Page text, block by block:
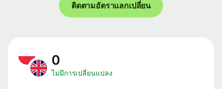
ติดตามอัตราแลกเปลี่ยน
0
ไม่มีการเปลี่ยนแปลง